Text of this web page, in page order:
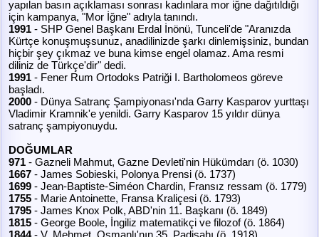
yapılan basın açıklaması sonrası kadınlara mor iğne dağıtıldığı
için kampanya, "Mor İğne" adıyla tanındı.
1991 - SHP Genel Başkanı Erdal İnönü, Tunceli'de "Aranızda
Kürtçe konuşmuşsunuz, anadilinizde şarkı dinlemişsiniz, bundan
hiçbir şey çıkmaz ve buna kimse engel olamaz. Ama resmi
diliniz de Türkçe'dir" dedi.
1991 - Fener Rum Ortodoks Patriği I. Bartholomeos göreve
başladı.
2000 - Dünya Satranç Şampiyonası'nda Garry Kasparov yurttaşı
Vladimir Kramnik'e yenildi. Garry Kasparov 15 yıldır dünya
satranç şampiyonuydu.
DOĞUMLAR
971 - Gazneli Mahmut, Gazne Devleti'nin Hükümdarı (ö. 1030)
1667 - James Sobieski, Polonya Prensi (ö. 1737)
1699 - Jean-Baptiste-Siméon Chardin, Fransız ressam (ö. 1779)
1755 - Marie Antoinette, Fransa Kraliçesi (ö. 1793)
1795 - James Knox Polk, ABD'nin 11. Başkanı (ö. 1849)
1815 - George Boole, İngiliz matematikçi ve filozof (ö. 1864)
1844- V. Mehmet, Osmanlı'nın 35. Padişahı (ö. 1918)